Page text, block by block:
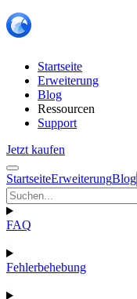
Startseite
Erweiterung
Blog
Ressourcen
Support
Jetzt kaufen
StartseiteErweiterungBlog
FAQ
Fehlerbehebung